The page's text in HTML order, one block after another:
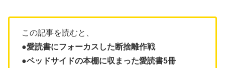
この記事を読むと、
●愛読書にフォーカスした断捨離作戦
●ベッドサイドの本棚に収まった愛読書5冊